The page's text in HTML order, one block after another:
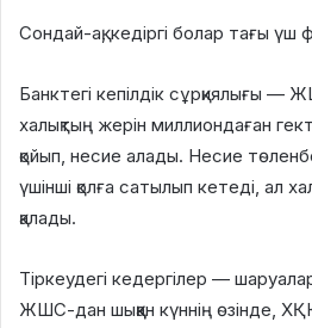
Сондай-ақ, кедіргі болар тағы үш
Банктегі кепілдік сұрқиялығы
халықтың жерін миллиондаған
қойып, несие алады. Несие
үшінші қолға сатылып кетеді, ал
қалады.
Тіркеудегі кедергілер —
ЖШС-дан шыққан күннің өзінде,